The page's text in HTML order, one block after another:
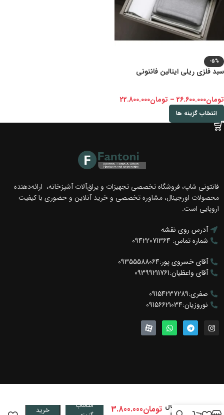
-5%
سبد فلزی ریلی ایتالین فانتونی
تومان26.600.000
– تومان22.800.000
انتخاب گزینه ها
فانتونی شاپ، فروشگاه تخصصی تجهیزات و یراق‌آلات آشپزخانه، ارائه‌دهنده
محصولات اورجینال، مشاوره تخصصی و خرید آنلاین و حضوری با کیفیت
اروپایی است.
آدرس روی نقشه
شماره تماس: 09422071364
آقای خسروی پور:09355588064
آقای واعظیان:09399211761
صفری:09154237289
نوروزیان:09156621034
میله رگال تومان3.800.000
انتخاب
خرید